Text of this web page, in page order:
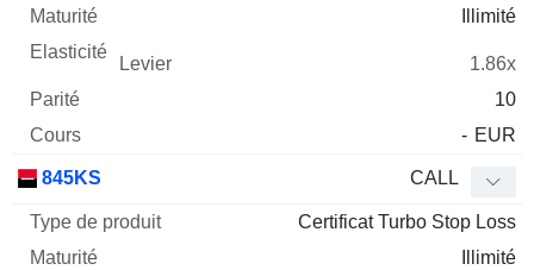
Illimité
1.86x
10
- EUR
845KS CALL
Certificat Turbo Stop Loss
Illimité